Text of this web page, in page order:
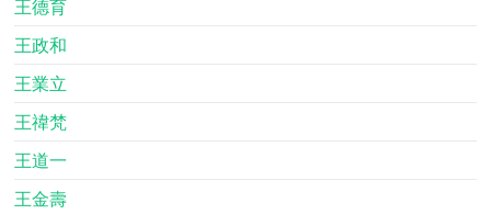
王德育
王政和
王業立
王禕梵
王道一
王金壽